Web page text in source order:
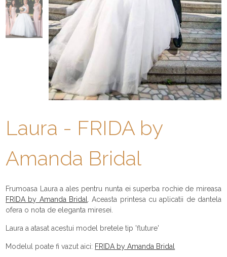
Laura - FRIDA by
Amanda Bridal
Frumoasa Laura a ales pentru nunta ei superba rochie de mireasa
FRIDA by Amanda Bridal
. Aceasta printesa cu aplicatii de dantela
ofera o nota de eleganta miresei.
Laura a atasat acestui model bretele tip 'fluture'
Modelul poate fi vazut aici: FRIDA by Amanda Bridal